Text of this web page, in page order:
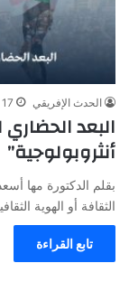
الحدث الإفريقي 17 غشت، 2024
البعد
أنثروبولوجية”
بقلم الدكتورة مها
الثقافة أو الهوية
تابع القراءة